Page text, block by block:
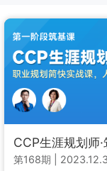
CCP生涯规划师
第168期